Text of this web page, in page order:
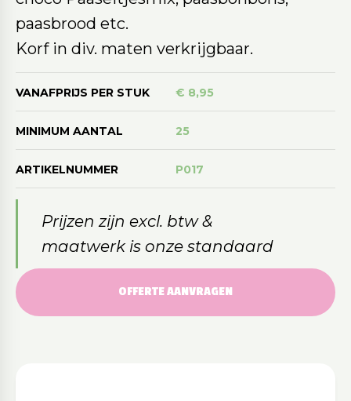
paasbrood etc.
Korf in div. maten verkrijgbaar.
VANAFPRIJS PER STUK € 8,95
MINIMUM AANTAL 25
ARTIKELNUMMER P017
Prijzen zijn excl. btw &
maatwerk is onze standaard
OFFERTE AANVRAGEN